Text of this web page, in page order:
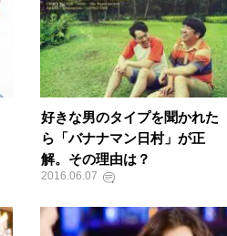
好きな男のタイプを聞かれた
ら「バナナマン日村」が正
解。その理由は？
2016.06.07